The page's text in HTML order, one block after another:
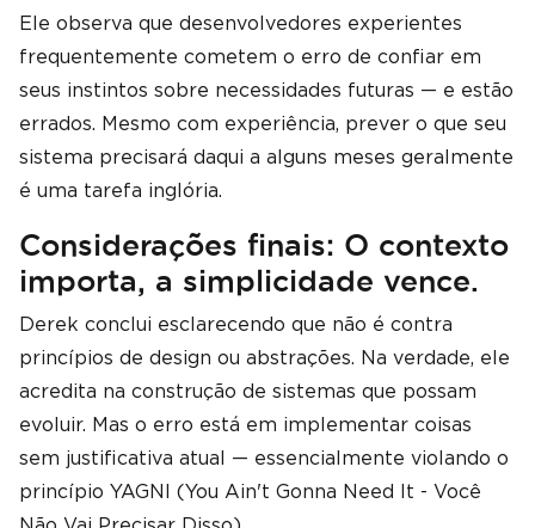
Ele observa que desenvolvedores experientes
frequentemente cometem o erro de confiar em
seus instintos sobre necessidades futuras — e estão
errados. Mesmo com experiência, prever o que seu
sistema precisará daqui a alguns meses geralmente
é uma tarefa inglória.
Considerações finais: O contexto
importa, a simplicidade vence.
Derek conclui esclarecendo que não é contra
princípios de design ou abstrações. Na verdade, ele
acredita na construção de sistemas que possam
evoluir. Mas o erro está em implementar coisas
sem justificativa atual — essencialmente violando o
princípio YAGNI (You Ain't Gonna Need It - Você